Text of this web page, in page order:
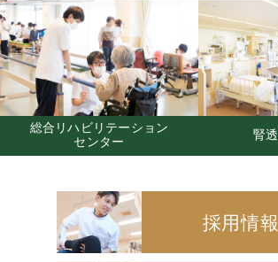
腎透析センター
採用情報